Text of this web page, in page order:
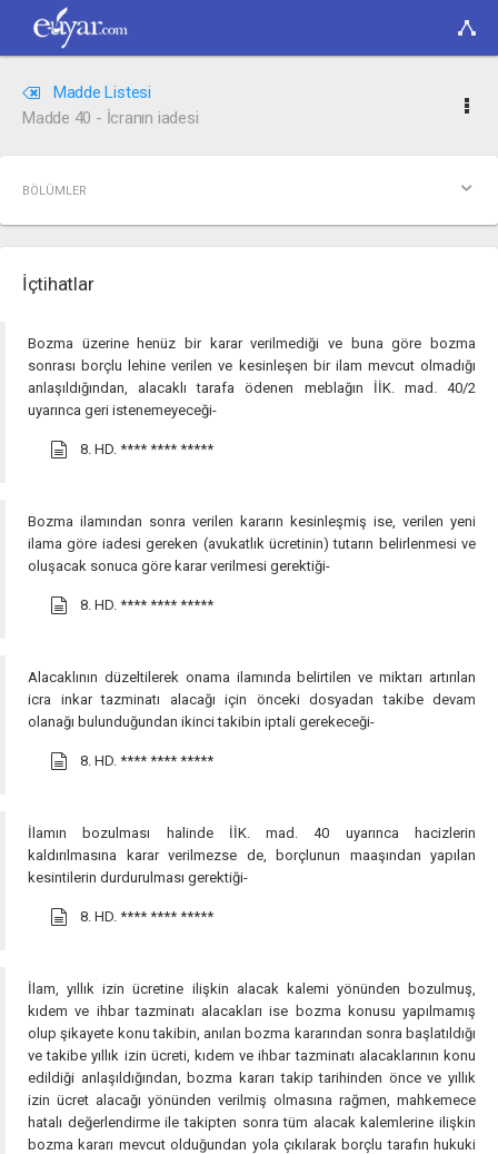
Madde Listesi
Madde 40 - İcranın iadesi
BÖLÜMLER
İçtihatlar
Bozma üzerine henüz bir karar verilmediği ve buna göre bozma
sonrası borçlu lehine verilen ve kesinleşen bir ilam mevcut olmadığı
anlaşıldığından, alacaklı tarafa ödenen meblağın İİK. mad. 40/2
uyarınca geri istenemeyeceği-
8. HD. **** **** *****
Bozma ilamından sonra verilen kararın kesinleşmiş ise, verilen yeni
ilama göre iadesi gereken (avukatlık ücretinin) tutarın belirlenmesi ve
oluşacak sonuca göre karar verilmesi gerektiği-
8. HD. **** **** *****
Alacaklının düzeltilerek onama ilamında belirtilen ve miktarı artırılan
icra inkar tazminatı alacağı için önceki dosyadan takibe devam
olanağı bulunduğundan ikinci takibin iptali gerekeceği-
8. HD. **** **** *****
İlamın bozulması halinde İİK. mad. 40 uyarınca hacizlerin
kaldırılmasına karar verilmezse de, borçlunun maaşından yapılan
kesintilerin durdurulması gerektiği-
8. HD. **** **** *****
İlam, yıllık izin ücretine ilişkin alacak kalemi yönünden bozulmuş,
kıdem ve ihbar tazminatı alacakları ise bozma konusu yapılmamış
olup şikayete konu takibin, anılan bozma kararından sonra başlatıldığı
ve takibe yıllık izin ücreti, kıdem ve ihbar tazminatı alacaklarının konu
edildiği anlaşıldığından, bozma kararı takip tarihinden önce ve yıllık
izin ücret alacağı yönünden verilmiş olmasına rağmen, mahkemece
hatalı değerlendirme ile takipten sonra tüm alacak kalemlerine ilişkin
bozma kararı mevcut olduğundan yola çıkılarak borçlu tarafın hukuki